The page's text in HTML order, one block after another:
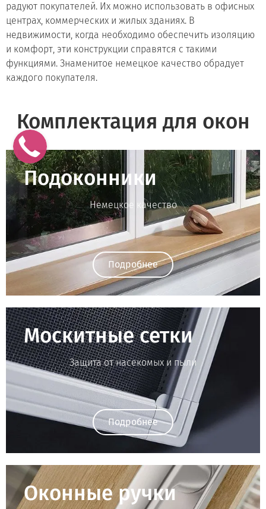
радуют покупателей. Их можно использовать в офисных
центрах, коммерческих и жилых зданиях. В
недвижимости, когда необходимо обеспечить изоляцию
и комфорт, эти конструкции справятся с такими
функциями. Знаменитое немецкое качество обрадует
каждого покупателя.
Комплектация для окон
Подоконники
Немецкое качество
Подробнее
Москитные сетки
Защита от насекомых и пыли
Подробнее
Оконные ручки